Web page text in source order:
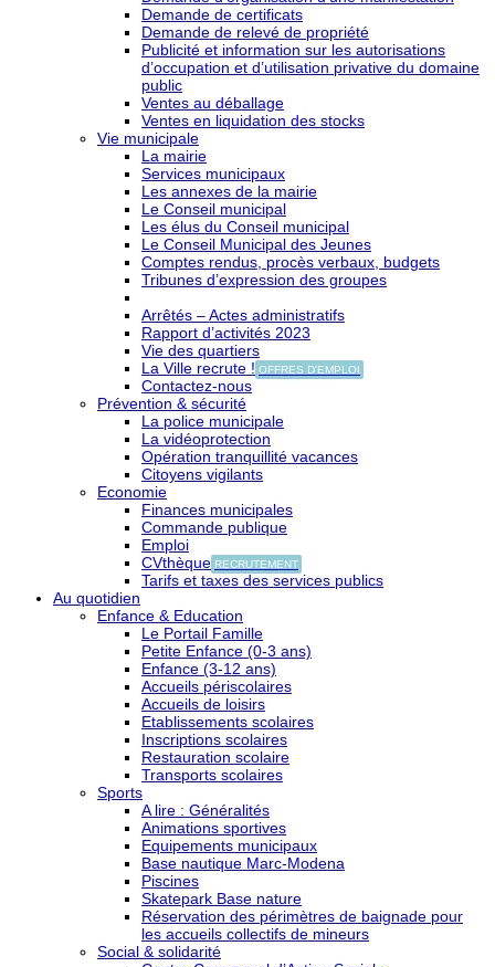
Demande de certificats
Demande de relevé de propriété
Publicité et information sur les autorisations
d’occupation et d’utilisation privative du domaine
public
Ventes au déballage
Ventes en liquidation des stocks
Vie municipale
La mairie
Services municipaux
Les annexes de la mairie
Le Conseil municipal
Les élus du Conseil municipal
Le Conseil Municipal des Jeunes
Comptes rendus, procès verbaux, budgets
Tribunes d’expression des groupes
Arrêtés – Actes administratifs
Rapport d’activités 2023
Vie des quartiers
La Ville recrute ! OFFRES D'EMPLOI
Contactez-nous
Prévention & sécurité
La police municipale
La vidéoprotection
Opération tranquillité vacances
Citoyens vigilants
Economie
Finances municipales
Commande publique
Emploi
CVthèque RECRUTEMENT
Tarifs et taxes des services publics
Au quotidien
Enfance & Education
Le Portail Famille
Petite Enfance (0-3 ans)
Enfance (3-12 ans)
Accueils périscolaires
Accueils de loisirs
Etablissements scolaires
Inscriptions scolaires
Restauration scolaire
Transports scolaires
Sports
A lire : Généralités
Animations sportives
Equipements municipaux
Base nautique Marc-Modena
Piscines
Skatepark Base nature
Réservation des périmètres de baignade pour
les accueils collectifs de mineurs
Social & solidarité